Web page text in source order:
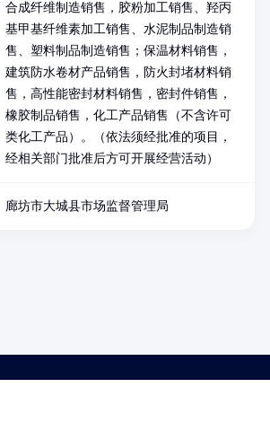
合成纤维制造销售，胶粉加工销售、羟丙
基甲基纤维素加工销售、水泥制品制造销
售、塑料制品制造销售；保温材料销售，
建筑防水卷材产品销售，防火封堵材料销
售，高性能密封材料销售，密封件销售，
橡胶制品销售，化工产品销售（不含许可
类化工产品）。（依法须经批准的项目，
经相关部门批准后方可开展经营活动）
廊坊市大城县市场监督管理局